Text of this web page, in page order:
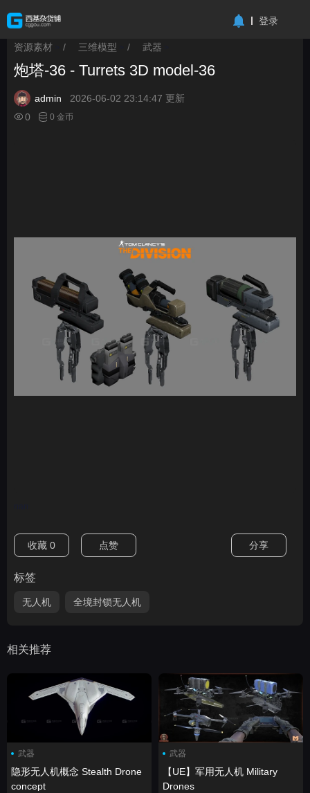
登录
资源素材 / 三维模型 / 武器
炮塔-36 - Turrets 3D model-36
admin
2026-06-02 23:14:47 更新
0
0 金币
收藏 0 点赞 分享
标签
无人机 全境封锁无人机
相关推荐
武器
隐形无人机概念 Stealth Drone
concept
武器
【UE】军用无人机 Military
Drones